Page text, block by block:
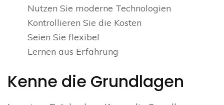
Nutzen Sie moderne Technologien
Kontrollieren Sie die Kosten
Seien Sie flexibel
Lernen aus Erfahrung
Kenne die Grundlagen